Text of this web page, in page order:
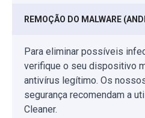
REMOÇÃO DO MALWARE
Para eliminar possíveis
verifique o seu dispositivo
antivírus legítimo. Os
segurança recomendam a
Cleaner.